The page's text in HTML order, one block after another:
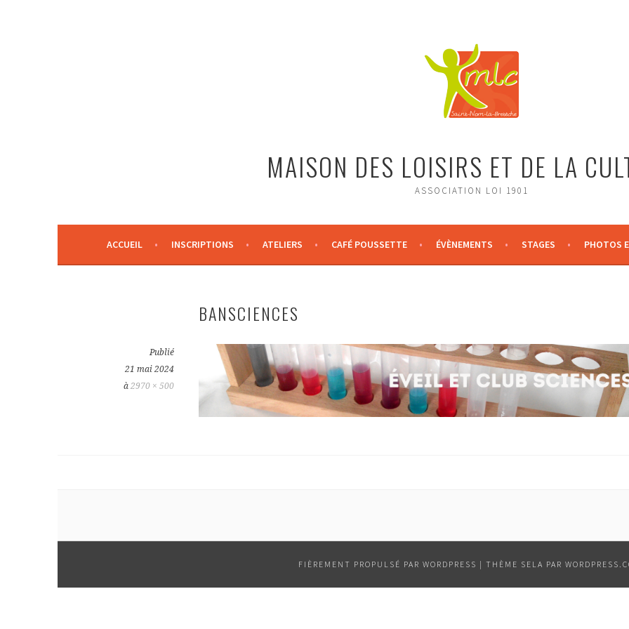
MAISON DES LOISIRS ET DE LA
ASSOCIATION LOI 1901
ACCUEIL INSCRIPTIONS ATELIERS CAFÉ POUSSETTE ÉVÈNEMENTS STAGES PHOTOS
BANSCIENCES
Publié
21 mai 2024
à 2970 × 500
FIÈREMENT PROPULSÉ PAR WORDPRESS | THÈME SELA PAR